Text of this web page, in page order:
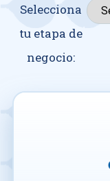
Selecciona
tu etapa de
negocio: